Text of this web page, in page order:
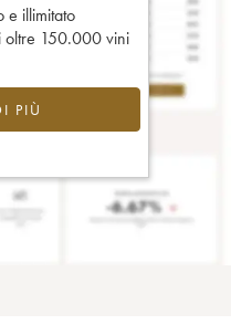
e illimitato
oltre 150.000 vini
PIÙ